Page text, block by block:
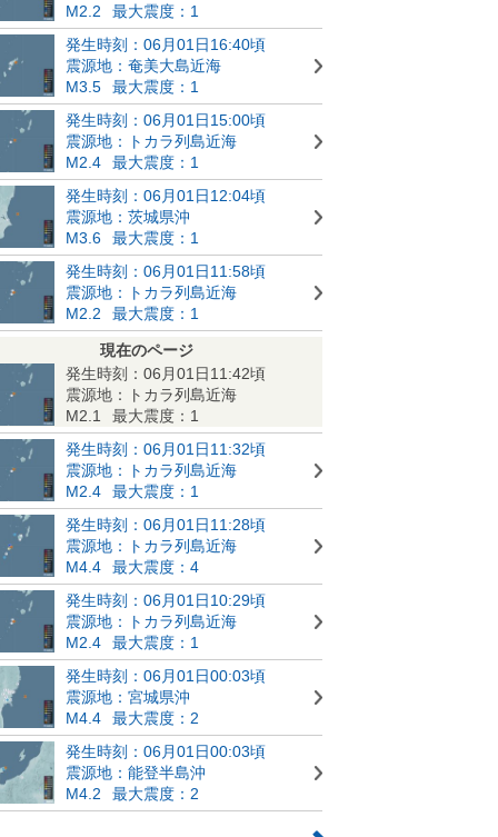
M2.2
最大震度：1
発生時刻：06月01日16:40頃
震源地：奄美大島近海
M3.5
最大震度：1
発生時刻：06月01日15:00頃
震源地：トカラ列島近海
M2.4
最大震度：1
発生時刻：06月01日12:04頃
震源地：茨城県沖
M3.6
最大震度：1
発生時刻：06月01日11:58頃
震源地：トカラ列島近海
M2.2
最大震度：1
現在のページ
発生時刻：06月01日11:42頃
震源地：トカラ列島近海
M2.1
最大震度：1
発生時刻：06月01日11:32頃
震源地：トカラ列島近海
M2.4
最大震度：1
発生時刻：06月01日11:28頃
震源地：トカラ列島近海
M4.4
最大震度：4
発生時刻：06月01日10:29頃
震源地：トカラ列島近海
M2.4
最大震度：1
発生時刻：06月01日00:03頃
震源地：宮城県沖
M4.4
最大震度：2
発生時刻：06月01日00:03頃
震源地：能登半島沖
M4.2
最大震度：2